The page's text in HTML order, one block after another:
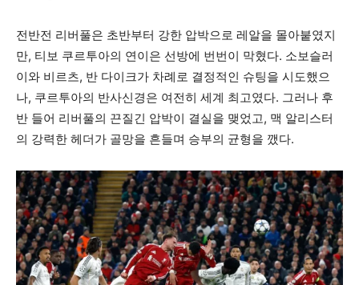
전반전 리버풀은 초반부터 강한 압박으로 레알을 몰아붙였지
만, 티보 쿠르투아의 연이은 선방에 번번이 막혔다. 소보슬러
이와 비르츠, 반 다이크가 차례로 결정적인 슈팅을 시도했으
나, 쿠르투아의 반사신경은 여전히 세계 최고였다. 그러나 후
반 들어 리버풀의 끈질긴 압박이 결실을 맺었고, 맥 알리스터
의 강력한 헤더가 골망을 흔들며 승부의 균형을 깼다.